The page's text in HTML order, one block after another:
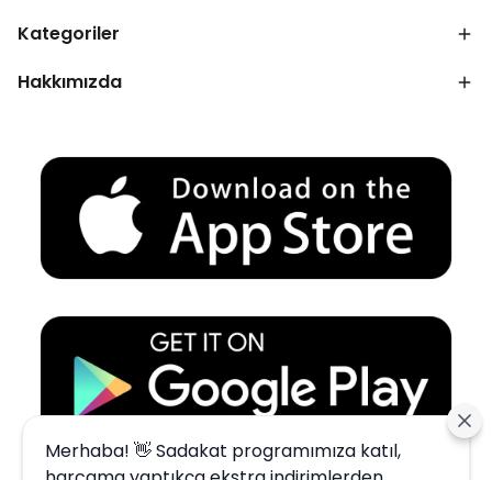
Kategoriler
Hakkımızda
Merhaba! 👋 Sadakat programımıza katıl,